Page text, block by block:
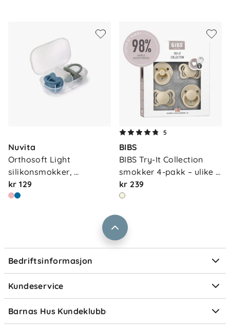
Rengjøring og sterilisering
Steriliseres i mikrobølgeovn med SteriCase-
etuiet
Rengjøres med varmt vann eller mild såpe
Nuvita
Orthosoft Light
silikonsmokker,
powderb…
kr 129
5
BIBS
BIBS Try-It Collection
smokker 4-pakk – ulike
f…
kr 239
Bedriftsinformasjon
Våre butikker
Vårt samfunnsansvar
Jobbe i Barnas Hus
Størrelsesguider
Kundeservice
Frakt og levering
Retur og reklamasjon
Salgsbetingelser
Ofte stilte spørsmål
Om Klarna
Barnas Hus Kundeklubb
Medlemsvilkår